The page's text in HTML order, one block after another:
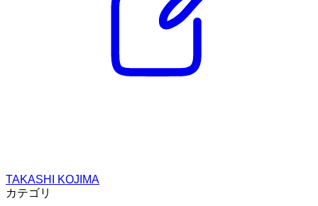
TAKASHI KOJIMA
カテゴリ